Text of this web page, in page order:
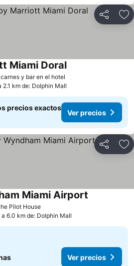
Compartir
y bar en el hotel
Miami DoralVer precios
2.1 km de: Dolphin Mall
precios exactos
Ver precios
Compartir
Pilot HouseVer precios
Miami Airport
a 6.0 km de: Dolphin Mall
Ver precios